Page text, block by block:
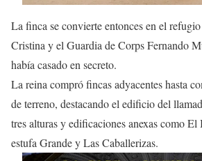
La finca se convierte entonces en el
Cristina y el Guardia de Corps Fernando
había casado en secreto.
La reina compró fincas adyacentes hasta
de terreno, destacando el edificio del
tres alturas y edificaciones anexas como
estufa Grande y Las Caballerizas.